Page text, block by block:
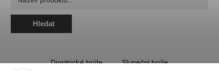
Hledat
Dioptrické brýle
Sluneční brýle